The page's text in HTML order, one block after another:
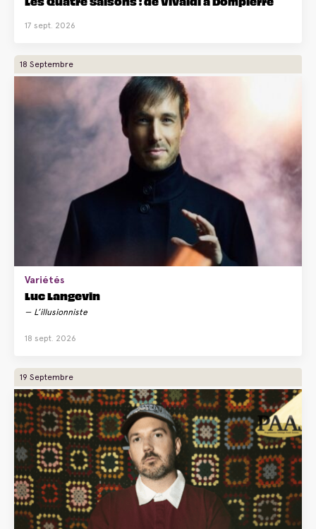
17 sept. 2026
18 Septembre
Variétés
Luc Langevin
L’illusionniste
18 sept. 2026
19 Septembre